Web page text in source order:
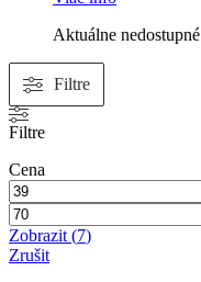
Aktuálne nedostupné
Zoradené
podľa
popularity
Filtre
Filtre
Cena
Zobrazit (7)
Zrušit